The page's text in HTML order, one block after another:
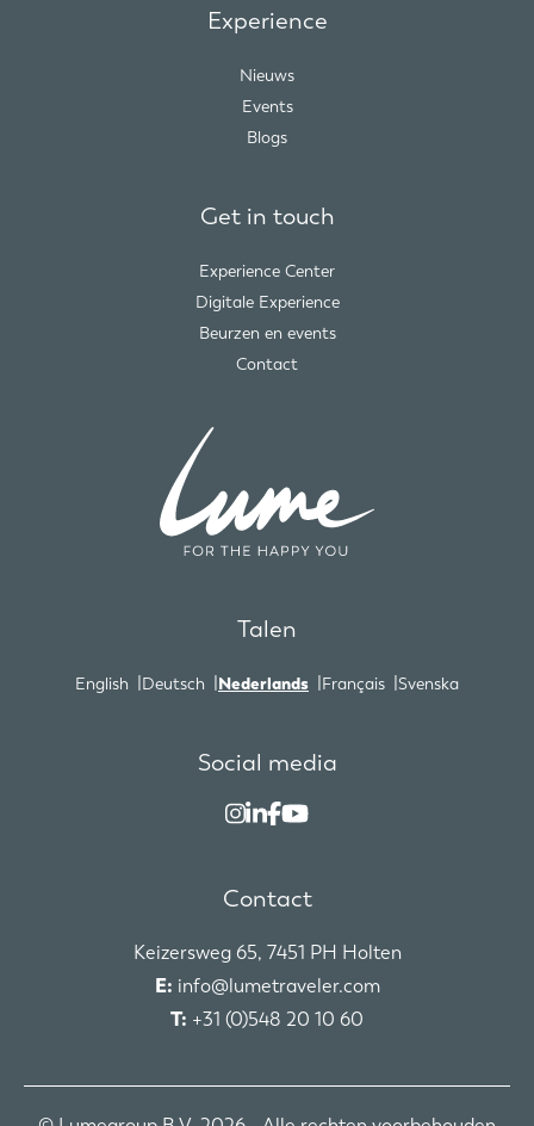
Experience
Nieuws
Events
Blogs
Get in touch
Experience Center
Digitale Experience
Beurzen en events
Contact
Talen
English Deutsch Nederlands Français Svenska
Social media
Contact
Keizersweg 65, 7451 PH Holten
E: info@lumetraveler.com
T: +31 (0)548 20 10 60